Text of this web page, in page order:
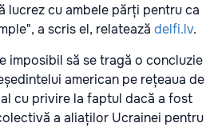
lucrez cu ambele părți pentru ca
a scris el, relatează delfi.lv.
imposibil să se tragă o concluzie
american pe rețeaua de
cu privire la faptul dacă a fost
a aliaților Ucrainei pentru